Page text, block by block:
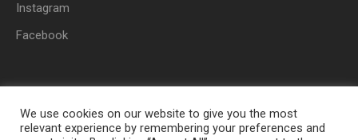
Instagram
Facebook
We use cookies on our website to give you the most
relevant experience by remembering your preferences and